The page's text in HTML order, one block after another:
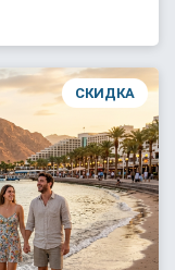
СКИДКА